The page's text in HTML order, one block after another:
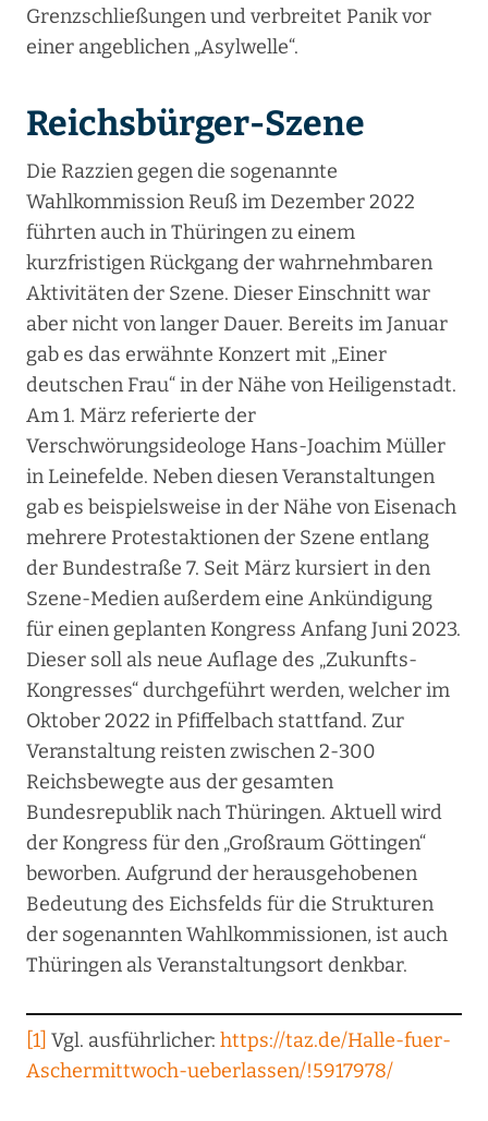
Grenzschließungen und verbreitet Panik vor
einer angeblichen „Asylwelle“.
Reichsbürger-Szene
Die Razzien gegen die sogenannte
Wahlkommission Reuß im Dezember 2022
führten auch in Thüringen zu einem
kurzfristigen Rückgang der wahrnehmbaren
Aktivitäten der Szene. Dieser Einschnitt war
aber nicht von langer Dauer. Bereits im Januar
gab es das erwähnte Konzert mit „Einer
deutschen Frau“ in der Nähe von Heiligenstadt.
Am 1. März referierte der
Verschwörungsideologe Hans-Joachim Müller
in Leinefelde. Neben diesen Veranstaltungen
gab es beispielsweise in der Nähe von Eisenach
mehrere Protestaktionen der Szene entlang
der Bundestraße 7. Seit März kursiert in den
Szene-Medien außerdem eine Ankündigung
für einen geplanten Kongress Anfang Juni 2023.
Dieser soll als neue Auflage des „Zukunfts-
Kongresses“ durchgeführt werden, welcher im
Oktober 2022 in Pfiffelbach stattfand. Zur
Veranstaltung reisten zwischen 2-300
Reichsbewegte aus der gesamten
Bundesrepublik nach Thüringen. Aktuell wird
der Kongress für den „Großraum Göttingen“
beworben. Aufgrund der herausgehobenen
Bedeutung des Eichsfelds für die Strukturen
der sogenannten Wahlkommissionen, ist auch
Thüringen als Veranstaltungsort denkbar.
[1] Vgl. ausführlicher: https://taz.de/Halle-fuer-
Aschermittwoch-ueberlassen/!5917978/